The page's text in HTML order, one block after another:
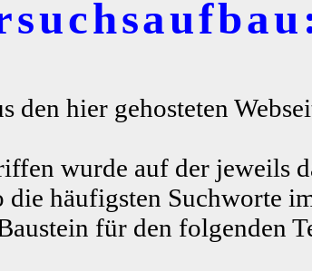
den hier gehosteten
wurde auf der jeweils
die häufigsten Suchworte
für den folgenden